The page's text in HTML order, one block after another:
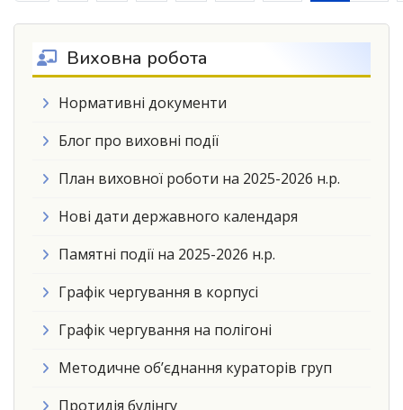
Виховна робота
Нормативні документи
Блог про виховні події
План виховної роботи на 2025-2026 н.р.
Нові дати державного календаря
Памятні події на 2025-2026 н.р.
Графік чергування в корпусі
Графік чергування на полігоні
Методичне об’єднання кураторів груп
Протидія булінгу